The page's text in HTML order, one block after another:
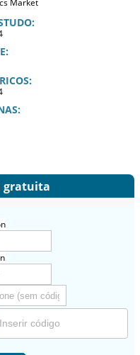
gratuita